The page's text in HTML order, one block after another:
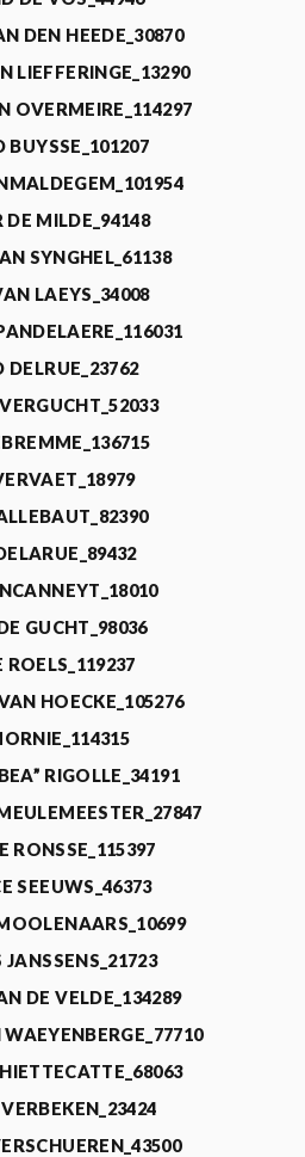
DEN HEEDE_30870
LIEFFERINGE_13290
OVERMEIRE_114297
BUYSSE_101207
DE MILDE_94148
SYNGHEL_61138
LAEYS_34008
DELRUE_23762
GUCHT_98036
ROELS_119237
HOECKE_105276
RIGOLLE_34191
RONSSE_115397
SEEUWS_46373
JANSSENS_21723
DE VELDE_134289